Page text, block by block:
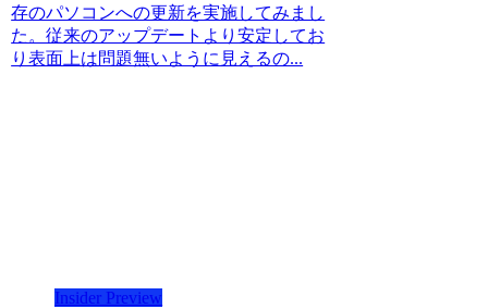
存のパソコンへの更新を実施してみまし
た。従来のアップデートより安定してお
り表面上は問題無いように見えるの...
Insider Preview